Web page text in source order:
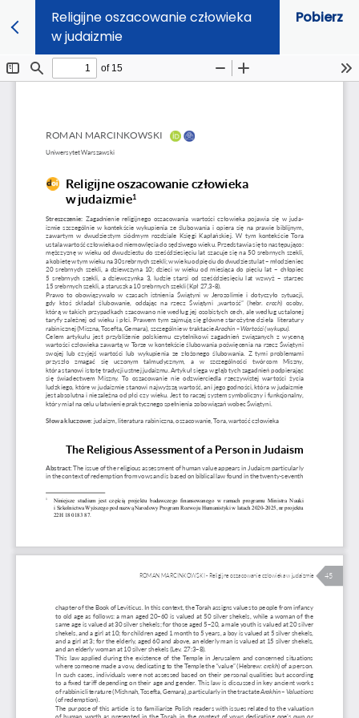
Religijne oszacowanie człowieka
w judaizmie
Pobierz